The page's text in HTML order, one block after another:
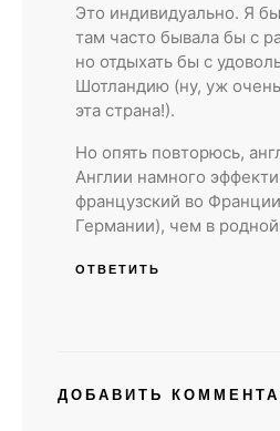
Это индивидуально. Я
там часто бывала бы с
но отдыхать бы с
Шотландию (ну, уж
эта страна!).
Но опять повторюсь,
Англии намного
французский во
Германии), чем в
ОТВЕТИТЬ
ДОБАВИТЬ